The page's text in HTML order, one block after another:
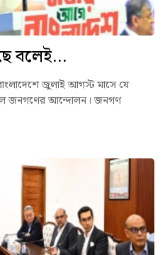
বলেই...
জুলাই আগস্ট মাসে যে
জনগণের আন্দোলন। জনগণ